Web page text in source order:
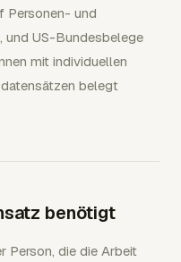
Personen- und
und US-Bundesbelege
mit individuellen
belegt
benötigt
Person, die die Arbeit